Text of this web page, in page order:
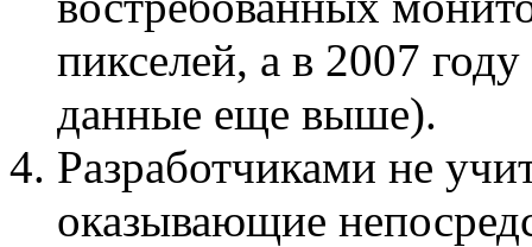
пикселей, а в 2007
данные еще выше).
Разработчиками не
оказывающие